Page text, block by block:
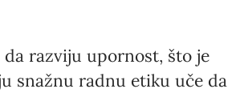
razviju upornost, što je
snažnu radnu etiku uče da